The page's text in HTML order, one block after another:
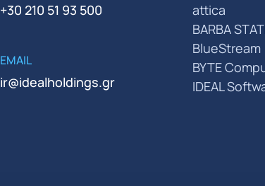
+30 210 51 93 500
EMAIL
ir@idealholdings.gr
attica
BARBA
BlueStream
BYTE
IDEAL